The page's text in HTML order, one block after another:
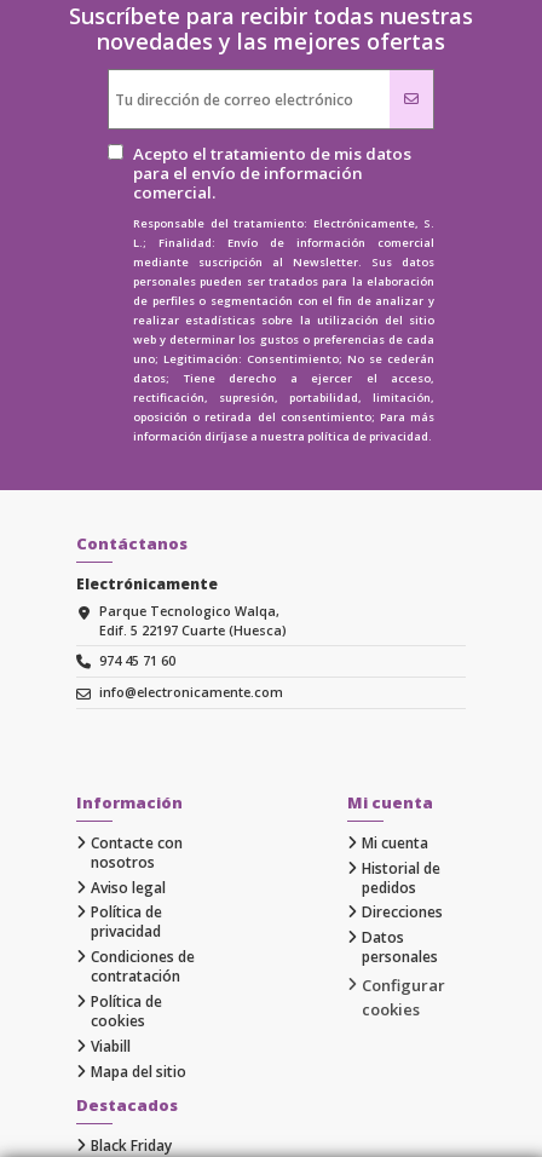
Suscríbete para recibir todas nuestras
novedades y las mejores ofertas
Acepto el tratamiento de mis datos
para el envío de información
comercial.
Responsable del tratamiento: Electrónicamente, S.
L.; Finalidad: Envío de información comercial
mediante suscripción al Newsletter. Sus datos
personales pueden ser tratados para la elaboración
de perfiles o segmentación con el fin de analizar y
realizar estadísticas sobre la utilización del sitio
web y determinar los gustos o preferencias de cada
uno; Legitimación: Consentimiento; No se cederán
datos; Tiene derecho a ejercer el acceso,
rectificación, supresión, portabilidad, limitación,
oposición o retirada del consentimiento; Para más
información diríjase a nuestra política de privacidad.
Contáctanos
Electrónicamente
Parque Tecnologico Walqa,
Edif. 5 22197 Cuarte (Huesca)
974 45 71 60
info@electronicamente.com
Información
Contacte con
nosotros
Aviso legal
Política de
privacidad
Condiciones de
contratación
Política de
cookies
Viabill
Mapa del sitio
Mi cuenta
Mi cuenta
Historial de
pedidos
Direcciones
Datos
personales
Configurar
cookies
Destacados
Black Friday